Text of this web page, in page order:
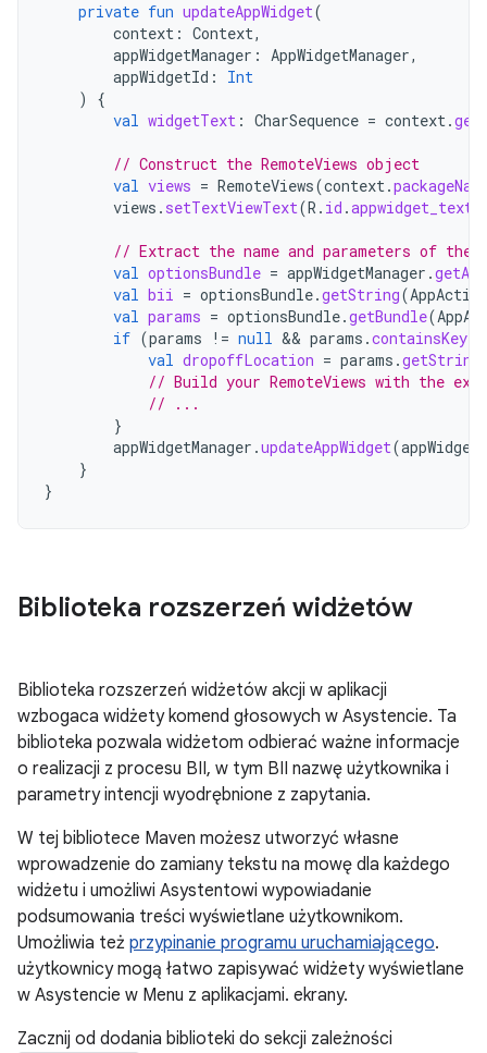
private fun updateAppWidget(
context : Context,
appWidgetManager : AppWidgetManager,
appWidgetId :
Int
)
{
val widgetText : CharSequence = context.
// Construct the RemoteViews object
val views = RemoteViews(context.
views . setTextViewText(R . id .appwidget_text
// Extract the name and parameters of
val optionsBundle = appWidgetManager .
val bii = optionsBundle.getString(
val params = optionsBundle.getBundle(
if (params != null && params .containsKey
val dropoffLocation = params .getString
// Build your RemoteViews with the
// ...
}
appWidgetManager .updateAppWidget(
}
}
Biblioteka rozszerzeń widżetów
Biblioteka rozszerzeń widżetów akcji w aplikacji
wzbogaca widżety komend głosowych w Asystencie. Ta
biblioteka pozwala widżetom odbierać ważne informacje
o realizacji z procesu BII, w tym BII nazwę użytkownika i
parametry intencji wyodrębnione z zapytania.
W tej bibliotece Maven możesz utworzyć własne
wprowadzenie do zamiany tekstu na mowę dla każdego
widżetu i umożliwi Asystentowi wypowiadanie
podsumowania treści wyświetlane użytkownikom.
Umożliwia też przypinanie programu uruchamiającego.
użytkownicy mogą łatwo zapisywać widżety wyświetlane
w Asystencie w Menu z aplikacjami. ekrany.
Zacznij od dodania biblioteki do sekcji zależności